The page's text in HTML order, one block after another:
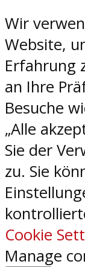
Wir
Website,
Erfahrung
an Ihre
Besuche
„Alle
Sie der
zu. Sie
Cookie
Manage